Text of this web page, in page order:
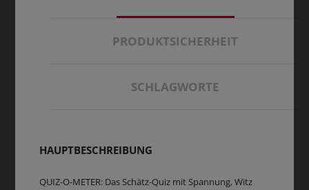
PRODUKTSICHERHEIT
SCHLAGWORTE
HAUPTBESCHREIBUNG
QUIZ-O-METER: Das Schätz-Quiz mit Spannung, Witz